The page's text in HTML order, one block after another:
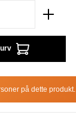
på dette produkt.